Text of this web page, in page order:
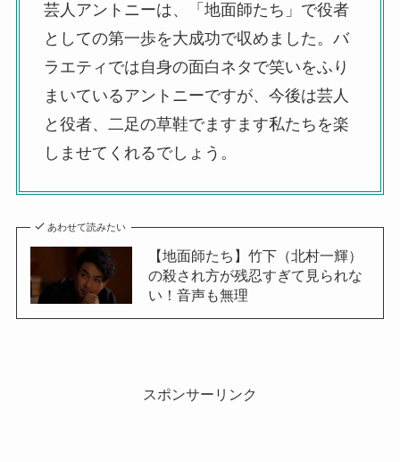
芸人アントニーは、「地面師たち」で役者
としての第一歩を大成功で収めました。バ
ラエティでは自身の面白ネタで笑いをふり
まいているアントニーですが、今後は芸人
と役者、二足の草鞋でますます私たちを楽
しませてくれるでしょう。
あわせて読みたい
【地面師たち】竹下（北村一輝）
の殺され方が残忍すぎて見られな
い！音声も無理
スポンサーリンク